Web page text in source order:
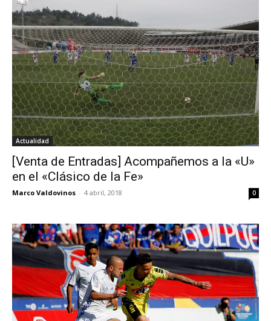
Actualidad
[Venta de Entradas] Acompañemos a la «U»
en el «Clásico de la Fe»
Marco Valdovinos - 4 abril, 2018 0